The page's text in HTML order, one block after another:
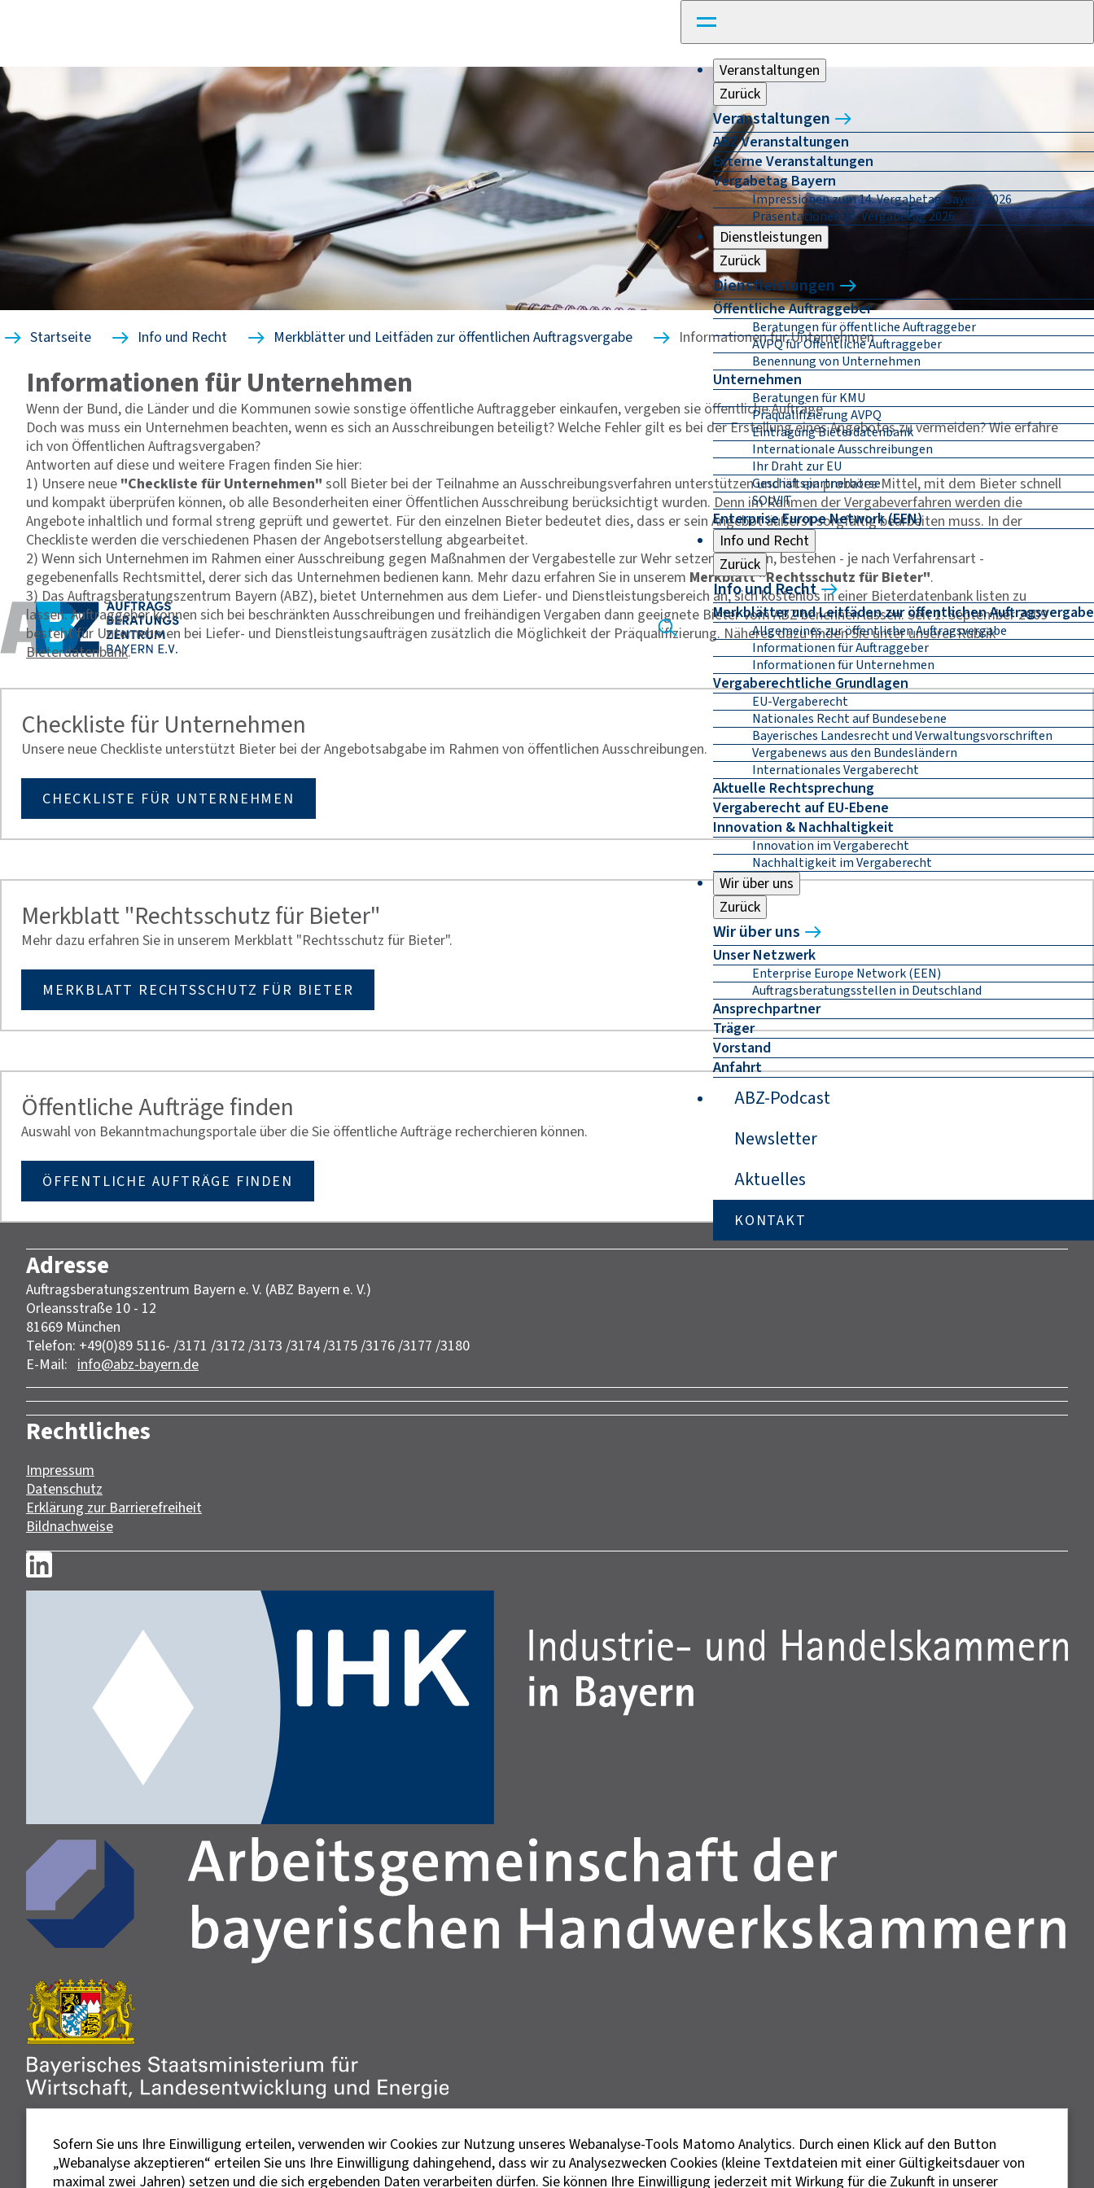
Veranstaltungen
Zurück
Veranstaltungen
ABZ Veranstaltungen
Externe Veranstaltungen
Vergabetag Bayern
Impressionen zum 14. Vergabetag Bayern 2026
Präsentationen 14. Vergabetag 2026
Dienstleistungen
Zurück
Dienstleistungen
Öffentliche Auftraggeber
Beratungen für öffentliche Auftraggeber
AVPQ für Öffentliche Auftraggeber
Benennung von Unternehmen
Unternehmen
Beratungen für KMU
Präqualifizierung AVPQ
Eintragung Bieterdatenbank
Internationale Ausschreibungen
Ihr Draht zur EU
Geschäftspartnerbörse
SOLVIT
Enterprise Europe Network (EEN)
Info und Recht
Zurück
Info und Recht
Merkblätter und Leitfäden zur öffentlichen Auftragsvergabe
Allgemeines zur öffentlichen Auftragsvergabe
Informationen für Auftraggeber
Informationen für Unternehmen
Vergaberechtliche Grundlagen
EU-Vergaberecht
Nationales Recht auf Bundesebene
Bayerisches Landesrecht und Verwaltungsvorschriften
Vergabenews aus den Bundesländern
Internationales Vergaberecht
Aktuelle Rechtsprechung
Vergaberecht auf EU-Ebene
Innovation & Nachhaltigkeit
Innovation im Vergaberecht
Nachhaltigkeit im Vergaberecht
Wir über uns
Zurück
Wir über uns
Unser Netzwerk
Enterprise Europe Network (EEN)
Auftragsberatungsstellen in Deutschland
Ansprechpartner
Träger
Vorstand
Anfahrt
ABZ-Podcast
Newsletter
Aktuelles
KONTAKT
Startseite Info und Recht Merkblätter und Leitfäden zur öffentlichen Auftragsvergabe Informationen für Unternehmen
Informationen für Unternehmen
Wenn der Bund, die Länder und die Kommunen sowie sonstige öffentliche Auftraggeber einkaufen, vergeben sie öffentliche Aufträge.
Doch was muss ein Unternehmen beachten, wenn es sich an Ausschreibungen beteiligt? Welche Fehler gilt es bei der Erstellung eines Angebotes zu vermeiden? Wie erfahre
ich von Öffentlichen Auftragsvergaben?
Antworten auf diese und weitere Fragen finden Sie hier:
1) Unsere neue "Checkliste für Unternehmen" soll Bieter bei der Teilnahme an Ausschreibungsverfahren unterstützen und ist ein probates Mittel, mit dem Bieter schnell
und kompakt überprüfen können, ob alle Besonderheiten einer Öffentlichen Ausschreibung berücksichtigt wurden. Denn im Rahmen der Vergabeverfahren werden die
Angebote inhaltlich und formal streng geprüft und gewertet. Für den einzelnen Bieter bedeutet dies, dass er sein Angebot äußerst sorgfältig bearbeiten muss. In der
Checkliste werden die verschiedenen Phasen der Angebotserstellung abgearbeitet.
2) Wenn sich Unternehmen im Rahmen einer Ausschreibung gegen Maßnahmen der Vergabestelle zur Wehr setzen möchten, bestehen - je nach Verfahrensart -
gegebenenfalls Rechtsmittel, derer sich das Unternehmen bedienen kann. Mehr dazu erfahren Sie in unserem Merkblatt "Rechtsschutz für Bieter".
3) Das Auftragsberatungszentrum Bayern (ABZ), bietet Unternehmen aus dem Liefer- und Dienstleistungsbereich an, sich kostenlos in einer Bieterdatenbank listen zu
lassen. Auftraggeber können sich bei beschränkten Ausschreibungen und freihändigen Vergaben dann geeignete Bieter vom ABZ benennen lassen. Seit 1. September 2009
besteht für Unternehmen bei Liefer- und Dienstleistungsaufträgen zusätzlich die Möglichkeit der Präqualifizierung. Näheres dazu finden Sie unter unserer Rubrik
Bieterdatenbank.
Checkliste für Unternehmen
Unsere neue Checkliste unterstützt Bieter bei der Angebotsabgabe im Rahmen von öffentlichen Ausschreibungen.
CHECKLISTE FÜR UNTERNEHMEN
Merkblatt "Rechtsschutz für Bieter"
Mehr dazu erfahren Sie in unserem Merkblatt "Rechtsschutz für Bieter".
MERKBLATT RECHTSSCHUTZ FÜR BIETER
Öffentliche Aufträge finden
Auswahl von Bekanntmachungsportale über die Sie öffentliche Aufträge recherchieren können.
ÖFFENTLICHE AUFTRÄGE FINDEN
Adresse
Auftragsberatungszentrum Bayern e. V. (ABZ Bayern e. V.)
Orleansstraße 10 - 12
81669 München
Telefon: +49(0)89 5116- /3171 /3172 /3173 /3174 /3175 /3176 /3177 /3180
E-Mail: info@abz-bayern.de
Rechtliches
Impressum
Datenschutz
Erklärung zur Barrierefreiheit
Bildnachweise
Sofern Sie uns Ihre Einwilligung erteilen, verwenden wir Cookies zur Nutzung unseres Webanalyse-Tools Matomo Analytics. Durch einen Klick auf den Button
„Webanalyse akzeptieren“ erteilen Sie uns Ihre Einwilligung dahingehend, dass wir zu Analysezwecken Cookies (kleine Textdateien mit einer Gültigkeitsdauer von
maximal zwei Jahren) setzen und die sich ergebenden Daten verarbeiten dürfen. Sie können Ihre Einwilligung jederzeit mit Wirkung für die Zukunft in unserer